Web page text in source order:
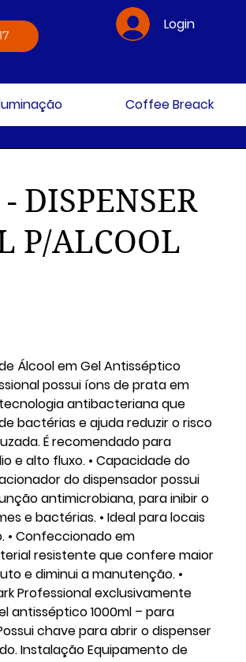
Login
Coffee Breack
DISPENSER
P/ALCOOL
Álcool em Gel Antisséptico
possui íons de prata em
antibacteriana que
bactérias e ajuda reduzir o risco
É recomendado para
e alto fluxo. • Capacidade do
do dispensador possui
antimicrobiana, para inibir o
e bactérias. • Ideal para locais
• Confeccionado em
resistente que confere maior
e diminui a manutenção. •
Professional exclusivamente
antisséptico 1000ml – para
chave para abrir o dispenser
Instalação Equipamento de